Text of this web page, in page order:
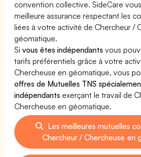
convention collective. SideCare
meilleure assurance respectant les
liées à votre activité de Chercheur /
géomatique.
Sivous êtes indépendants vous
tarifs préférentiels grâce à votre
Chercheuse en géomatique, vous
offres de Mutuelles TNS
indépendants exerçant le travail de
Chercheuse en géomatique.
Les meilleures mutuelles
Chercheur / Chercheuse en